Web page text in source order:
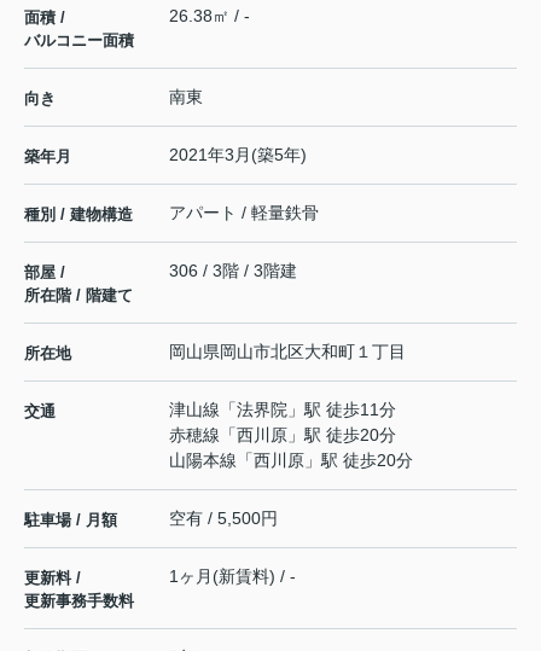
面積 /
バルコニー面積
26.38㎡ / -
向き 南東
築年月 2021年3月(築5年)
種別 / 建物構造 アパート / 軽量鉄骨
部屋 /
所在階 / 階建て
306 / 3階 / 3階建
所在地 岡山県岡山市北区大和町 １丁目
交通 津山線 「法界院 」駅 徒歩11分
赤穂線 「西川原 」駅 徒歩20分
山陽本線 「西川原 」駅 徒歩20分
駐車場 / 月額 空有 / 5,500円
更新料 /
更新事務手数料
1ヶ月(新賃料) / -